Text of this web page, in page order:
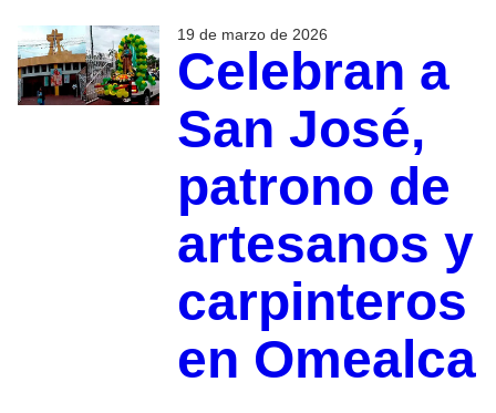
19 de marzo de 2026
Celebran a
San José,
patrono de
artesanos y
carpinteros
en Omealca